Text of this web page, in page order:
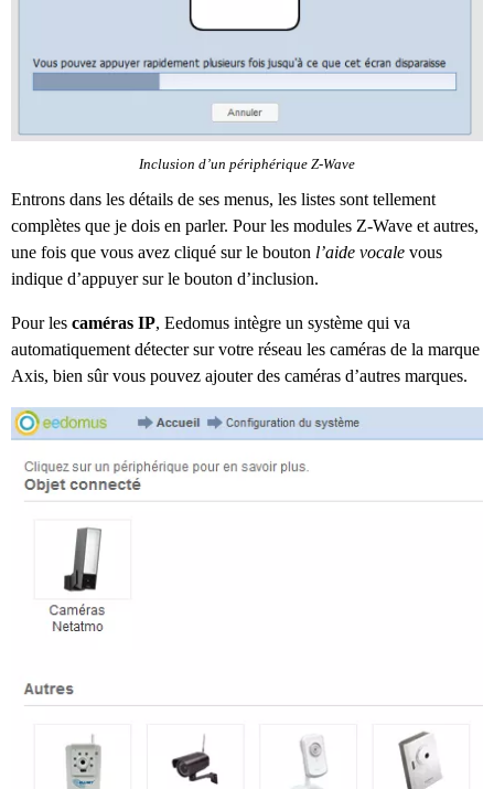
Inclusion d’un périphérique Z-Wave
Entrons dans les détails de ses menus, les listes sont tellement
complètes que je dois en parler. Pour les modules Z-Wave et autres,
une fois que vous avez cliqué sur le bouton l’aide vocale vous
indique d’appuyer sur le bouton d’inclusion.
Pour les caméras IP, Eedomus intègre un système qui va
automatiquement détecter sur votre réseau les caméras de la marque
Axis, bien sûr vous pouvez ajouter des caméras d’autres marques.